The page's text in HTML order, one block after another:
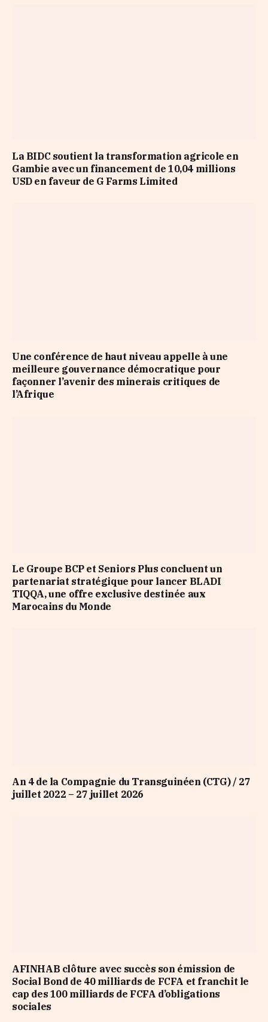
La BIDC soutient la transformation agricole en
Gambie avec un financement de 10,04 millions
USD en faveur de G Farms Limited
Une conférence de haut niveau appelle à une
meilleure gouvernance démocratique pour
façonner l’avenir des minerais critiques de
l’Afrique
Le Groupe BCP et Seniors Plus concluent un
partenariat stratégique pour lancer BLADI
TIQQA, une offre exclusive destinée aux
Marocains du Monde
An 4 de la Compagnie du Transguinéen (CTG) / 27
juillet 2022 – 27 juillet 2026
AFINHAB clôture avec succès son émission de
Social Bond de 40 milliards de FCFA et franchit le
cap des 100 milliards de FCFA d’obligations
sociales